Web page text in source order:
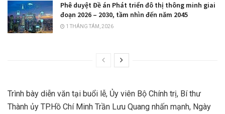
Phê duyệt Đề án Phát triển đô thị thông minh giai
đoạn 2026 – 2030, tầm nhìn đến năm 2045
1 THÁNG TÁM, 2026
Trình bày diễn văn tại buổi lễ, Ủy viên Bộ Chính trị, Bí thư
Thành ủy TP.Hồ Chí Minh Trần Lưu Quang nhấn mạnh, Ngày